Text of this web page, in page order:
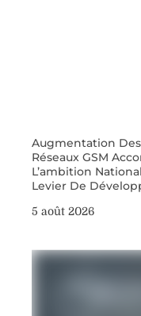
Augmentation
Réseaux GSM
L’ambition
Levier De
5 août 2026